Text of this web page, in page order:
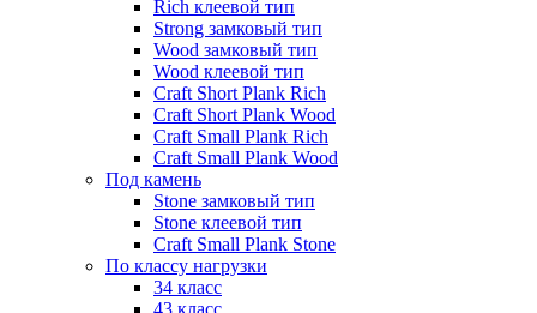
Rich клеевой тип
Strong замковый тип
Wood замковый тип
Wood клеевой тип
Craft Short Plank Rich
Craft Short Plank Wood
Craft Small Plank Rich
Craft Small Plank Wood
Под камень
Stone замковый тип
Stone клеевой тип
Craft Small Plank Stone
По классу нагрузки
34 класс
43 класс